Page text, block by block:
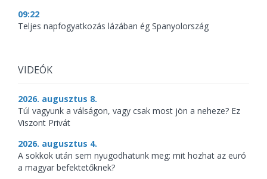
09:22
Teljes napfogyatkozás lázában ég Spanyolország
VIDEÓK
2026. augusztus 8.
Túl vagyunk a válságon, vagy csak most jön a neheze? Ez
Viszont Privát
2026. augusztus 4.
A sokkok után sem nyugodhatunk meg: mit hozhat az euró
a magyar befektetőknek?